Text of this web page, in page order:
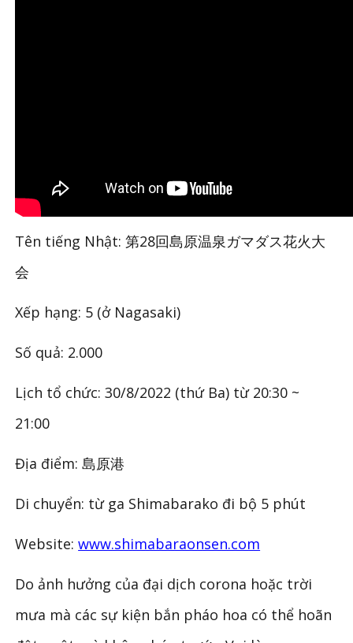
Tên tiếng Nhật: 第28回島原温泉ガマダス花火大
会
Xếp hạng: 5 (ở Nagasaki)
Số quả: 2.000
Lịch tổ chức: 30/8/2022 (thứ Ba) từ 20:30 ~
21:00
Địa điểm: 島原港
Di chuyển: từ ga Shimabarako đi bộ 5 phút
Website:www.shimabaraonsen.com
Do ảnh hưởng của đại dịch corona hoặc trời
mưa mà các sự kiện bắn pháo hoa có thể hoãn